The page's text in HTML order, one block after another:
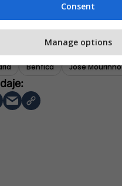
Benfica Jose Mourinho
Consent
Manage options